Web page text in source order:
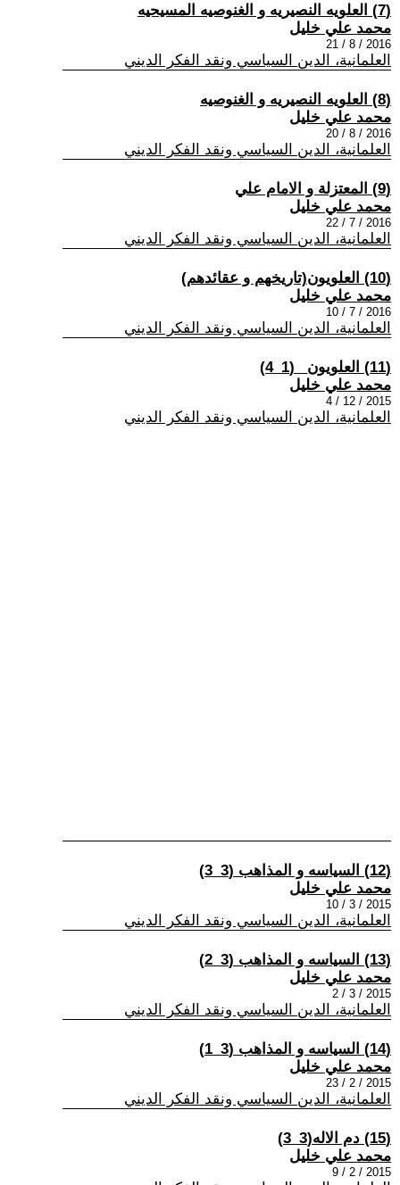
(7) العلويه النصيريه و الغنوصيه المسيحيه
محمد علي خليل
2016 / 8 / 21
العلمانية، الدين السياسي ونقد الفكر الديني
(8) العلويه النصيريه و الغنوصيه
محمد علي خليل
2016 / 8 / 20
العلمانية، الدين السياسي ونقد الفكر الديني
(9) المعتزلة و الامام علي
محمد علي خليل
2016 / 7 / 22
العلمانية، الدين السياسي ونقد الفكر الديني
(10) العلويون(تاريخهم و عقائدهم)
محمد علي خليل
2016 / 7 / 10
العلمانية، الدين السياسي ونقد الفكر الديني
(11) العلويون_ (1_4)
محمد علي خليل
2015 / 12 / 4
العلمانية، الدين السياسي ونقد الفكر الديني
(12) السياسه و المذاهب (3_3)
محمد علي خليل
2015 / 3 / 10
العلمانية، الدين السياسي ونقد الفكر الديني
(13) السياسه و المذاهب (3_2)
محمد علي خليل
2015 / 3 / 2
العلمانية، الدين السياسي ونقد الفكر الديني
(14) السياسه و المذاهب (3_1)
محمد علي خليل
2015 / 2 / 23
العلمانية، الدين السياسي ونقد الفكر الديني
(15) دم الاله(3_3)
محمد علي خليل
2015 / 2 / 9